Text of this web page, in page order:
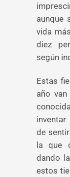
aunque
vida
diez
según
Estas
año
de
la que
dando
estos